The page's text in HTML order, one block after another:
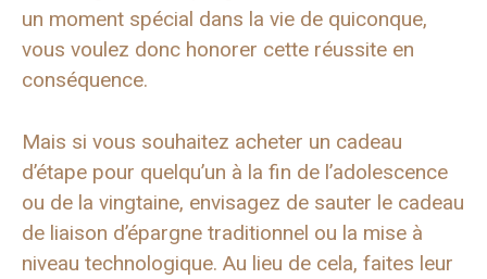
un moment spécial dans la vie de quiconque,
vous voulez donc honorer cette réussite en
conséquence.
Mais si vous souhaitez acheter un cadeau
d’étape pour quelqu’un à la fin de l’adolescence
ou de la vingtaine, envisagez de sauter le cadeau
de liaison d’épargne traditionnel ou la mise à
niveau technologique. Au lieu de cela, faites leur